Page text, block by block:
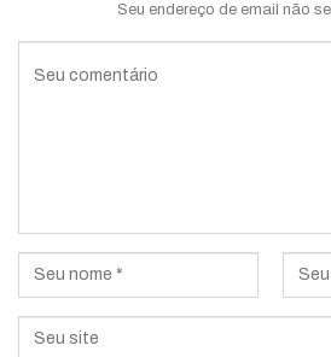
Seu endereço de email não